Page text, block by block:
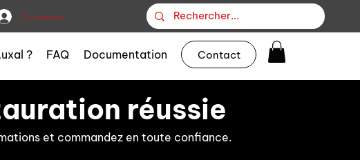
Connexion
? FAQ Documentation Contact
réussie
et commandez en toute confiance.